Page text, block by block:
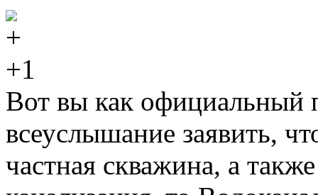
+1
Вот вы как официальный
всеуслышание заявить,
частная скважина, а